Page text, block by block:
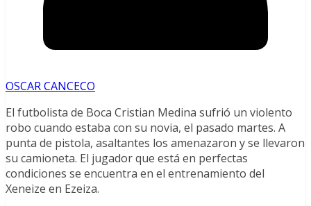
OSCAR CANCECO
El futbolista de Boca Cristian Medina sufrió un violento
robo cuando estaba con su novia, el pasado martes. A
punta de pistola, asaltantes los amenazaron y se llevaron
su camioneta. El jugador que está en perfectas
condiciones se encuentra en el entrenamiento del
Xeneize en Ezeiza.